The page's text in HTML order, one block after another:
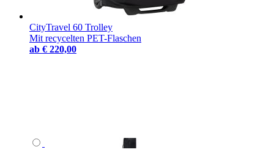
CityTravel 60 Trolley
Mit recycelten PET-Flaschen
ab € 220,00